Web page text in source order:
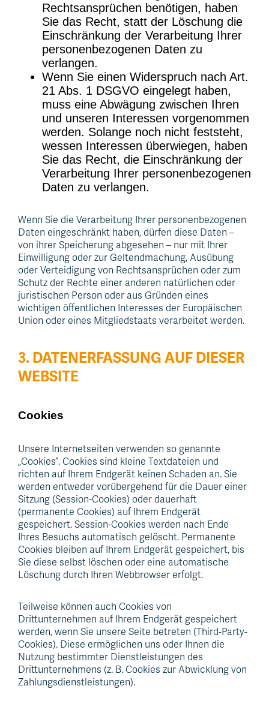
Rechtsansprüchen benötigen, haben
Sie das Recht, statt der Löschung die
Einschränkung der Verarbeitung Ihrer
personenbezogenen Daten zu
verlangen.
Wenn Sie einen Widerspruch nach Art.
21 Abs. 1 DSGVO eingelegt haben,
muss eine Abwägung zwischen Ihren
und unseren Interessen vorgenommen
werden. Solange noch nicht feststeht,
wessen Interessen überwiegen, haben
Sie das Recht, die Einschränkung der
Verarbeitung Ihrer personenbezogenen
Daten zu verlangen.
Wenn Sie die Verarbeitung Ihrer personenbezogenen
Daten eingeschränkt haben, dürfen diese Daten –
von ihrer Speicherung abgesehen – nur mit Ihrer
Einwilligung oder zur Geltendmachung, Ausübung
oder Verteidigung von Rechtsansprüchen oder zum
Schutz der Rechte einer anderen natürlichen oder
juristischen Person oder aus Gründen eines
wichtigen öffentlichen Interesses der Europäischen
Union oder eines Mitgliedstaats verarbeitet werden.
3. DATENERFASSUNG AUF DIESER
WEBSITE
Cookies
Unsere Internetseiten verwenden so genannte
„Cookies“. Cookies sind kleine Textdateien und
richten auf Ihrem Endgerät keinen Schaden an. Sie
werden entweder vorübergehend für die Dauer einer
Sitzung (Session-Cookies) oder dauerhaft
(permanente Cookies) auf Ihrem Endgerät
gespeichert. Session-Cookies werden nach Ende
Ihres Besuchs automatisch gelöscht. Permanente
Cookies bleiben auf Ihrem Endgerät gespeichert, bis
Sie diese selbst löschen oder eine automatische
Löschung durch Ihren Webbrowser erfolgt.
Teilweise können auch Cookies von
Drittunternehmen auf Ihrem Endgerät gespeichert
werden, wenn Sie unsere Seite betreten (Third-Party-
Cookies). Diese ermöglichen uns oder Ihnen die
Nutzung bestimmter Dienstleistungen des
Drittunternehmens (z. B. Cookies zur Abwicklung von
Zahlungsdienstleistungen).